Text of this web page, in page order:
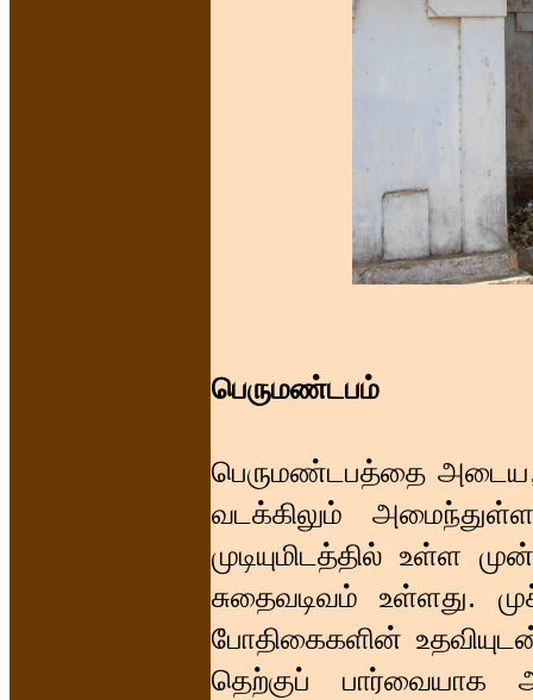
பெருமண்டபம்
பெருமண்டபத்தை அடைய,
வடக்கிலும்
முடியுமிடத்தில் உள்ள
சுதைவடிவம் உள்ளது.
போதிகைகளின்
தெற்குப் பார்வையாக